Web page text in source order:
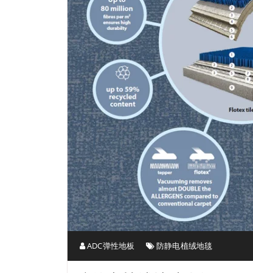
ADC弹性地板 防静电植绒地毯